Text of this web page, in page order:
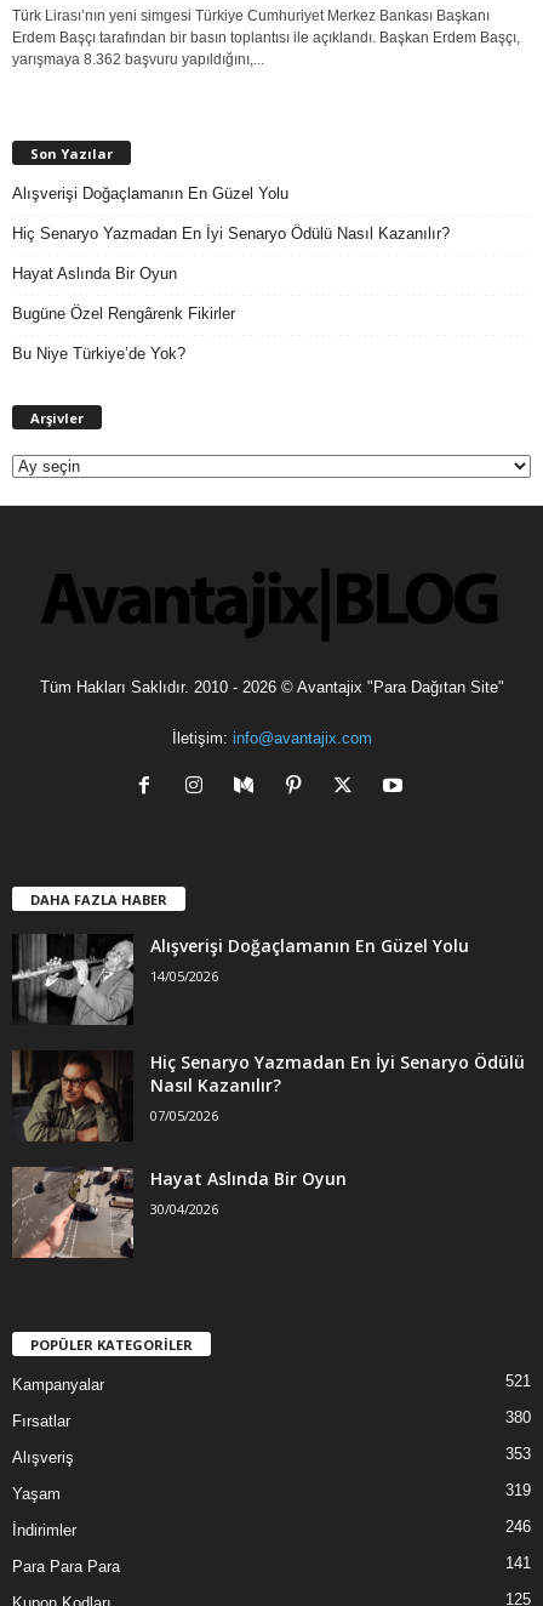
Türk Lirası’nın yeni simgesi Türkiye Cumhuriyet Merkez Bankası Başkanı
Erdem Başçı tarafından bir basın toplantısı ile açıklandı. Başkan Erdem Başçı,
yarışmaya 8.362 başvuru yapıldığını,...
Son Yazılar
Alışverişi Doğaçlamanın En Güzel Yolu
Hiç Senaryo Yazmadan En İyi Senaryo Ödülü Nasıl Kazanılır?
Hayat Aslında Bir Oyun
Bugüne Özel Rengârenk Fikirler
Bu Niye Türkiye’de Yok?
Arşivler
Tüm Hakları Saklıdır. 2010 - 2026 © Avantajix "Para Dağıtan Site"
İletişim: info@avantajix.com
DAHA FAZLA HABER
Alışverişi Doğaçlamanın En Güzel Yolu
14/05/2026
Hiç Senaryo Yazmadan En İyi Senaryo Ödülü
Nasıl Kazanılır?
07/05/2026
Hayat Aslında Bir Oyun
30/04/2026
POPÜLER KATEGORİLER
Kampanyalar 521
Fırsatlar 380
Alışveriş 353
Yaşam 319
İndirimler 246
Para Para Para 141
125